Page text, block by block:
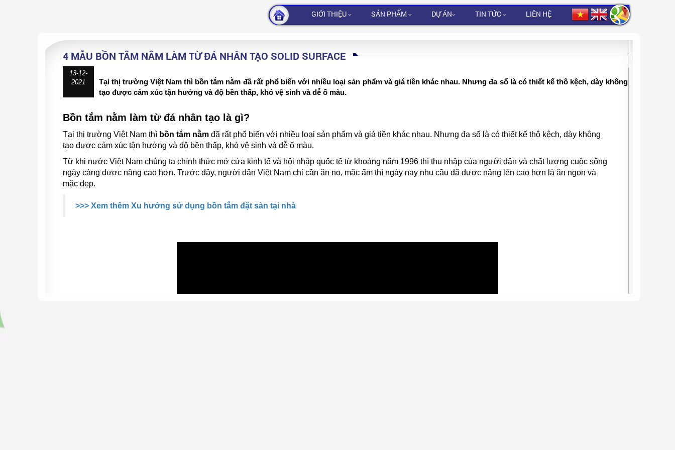
GIỚI THIỆU SẢN PHẨM DỰ ÁN TIN TỨC LIÊN HỆ
4 MẪU BỒN TẮM NẰM LÀM TỪ ĐÁ NHÂN TẠO SOLID SURFACE
13-12-
2021
Tại thị trường Việt Nam thì bồn tắm nằm đã rất phổ biến với nhiều loại sản phẩm và giá tiền khác nhau. Nhưng đa số là có thiết kế thô kệch, dày không
tạo được cảm xúc tận hưởng và độ bền thấp, khó vệ sinh và dễ ố màu.
Bồn tắm nằm làm từ đá nhân tạo là gì?
Tại thị trường Việt Nam thì bồn tắm nằmđã rất phổ biến với nhiều loại sản phẩm và giá tiền khác nhau. Nhưng đa số là có thiết kế thô kệch, dày không
tạo được cảm xúc tận hưởng và độ bền thấp, khó vệ sinh và dễ ố màu.
Từ khi nước Việt Nam chúng ta chính thức mở cửa kinh tế và hội nhập quốc tế từ khoảng năm 1996 thì thu nhập của người dân và chất lượng cuộc sống
ngày càng được nâng cao hơn. Trước đây, người dân Việt Nam chỉ cần ăn no, mặc ấm thì ngày nay nhu cầu đã được nâng lên cao hơn là ăn ngon và
mặc đẹp.
>>> Xem thêm Xu hướng sử dụng bồn tắm đặt sàn tại nhà